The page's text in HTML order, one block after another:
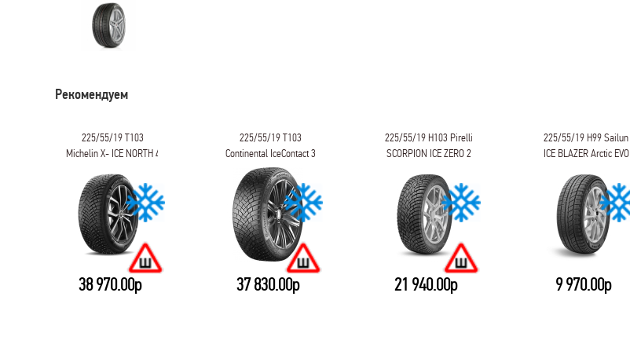
Рекомендуем
225/55/19 T103
Michelin X- ICE NORTH 4
38 970.00р
225/55/19 T103
Continental IceContact 3
37 830.00р
225/55/19 H103 Pirelli
SCORPION ICE ZERO 2
21 940.00р
225/55/19 H99 Sailun
ICE BLAZER Arctic EVO
9 970.00р